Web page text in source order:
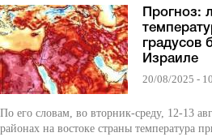
Прогноз:
градусов
Израиле
20/08/2025 -
По его словам, во вторник-среду, 12-13
районах на востоке страны температура